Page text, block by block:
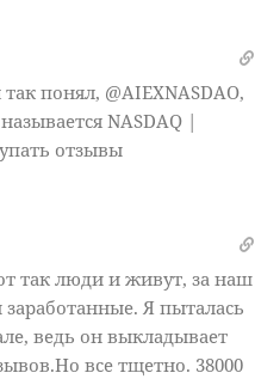
понял, @AIEXNASDAO,
NASDAQ |
отзывы
так люди и живут, за наш
Я пыталась
ведь он выкладывает
все тщетно. 38000